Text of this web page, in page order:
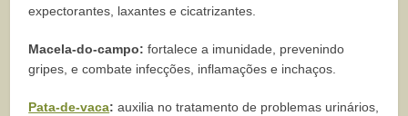
expectorantes, laxantes e cicatrizantes.
Macela-do-campo: fortalece a imunidade, prevenindo
gripes, e combate infecções, inflamações e inchaços.
Pata-de-vaca: auxilia no tratamento de problemas urinários,